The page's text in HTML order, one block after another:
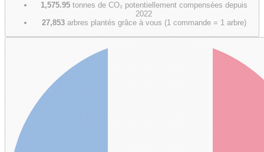
1,575.95tonnes de CO₂ potentiellement compensées depuis
2022
27,853 arbres plantés grâce à vous (1 commande = 1 arbre)